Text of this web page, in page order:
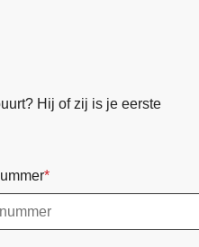
Hij of zij is je eerste